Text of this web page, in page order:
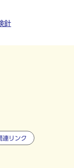
針
連リンク